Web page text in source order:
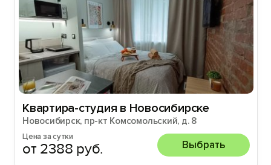
Квартира-студия в Новосибирске
Новосибирск, пр-кт Комсомольский, д. 8
Цена за сутки
от 2388 руб. Выбрать